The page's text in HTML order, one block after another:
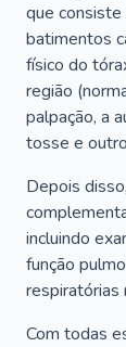
que
batimentos
físico do
região
palpação, a
tosse e
Depois
incluindo
função
respiratórias
Com todas